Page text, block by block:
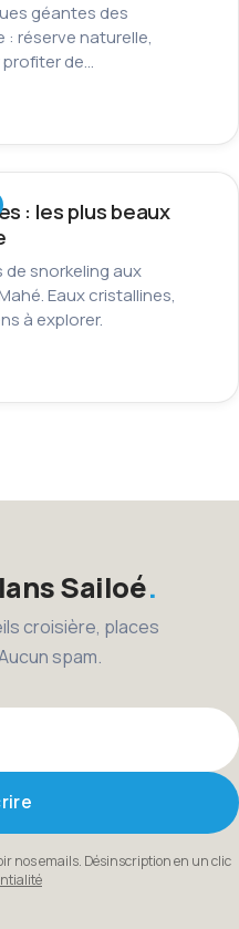
géantes des
: réserve naturelle,
de…
: les plus beaux
snorkeling aux
Eaux cristallines,
à explorer.
Sailoé
croisière, places
spam.
nos emails. Désinscription en un clic